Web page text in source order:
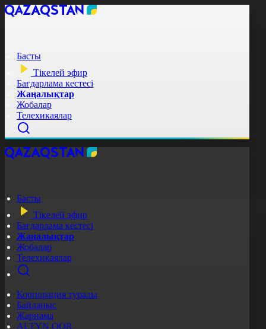
Басты
Тікелей эфир
Бағдарлама кестесі
Жаңалықтар
Жобалар
Телехикаялар
Басты
Тікелей эфир
Бағдарлама кестесі
Жаңалықтар
Жобалар
Телехикаялар
Корпорация туралы
Байланыс
Жарнама
ALTYN QOR